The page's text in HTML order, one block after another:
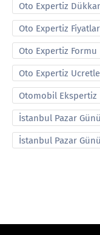
Oto Expertiz
Oto Expertiz
Oto Expertiz Formu
Oto Expertiz
Otomobil Ekspertiz
İstanbul Pazar
İstanbul Pazar